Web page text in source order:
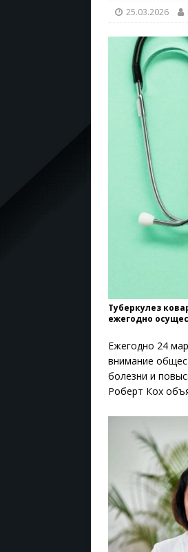
25.03.2026
Туберкулез
ежегодно
Ежегодно 24
внимание
болезни и
Роберт Кох